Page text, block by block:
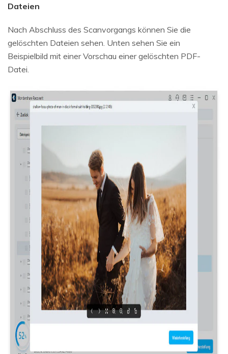
Dateien
Nach Abschluss des Scanvorgangs können Sie die
gelöschten Dateien sehen. Unten sehen Sie ein
Beispielbild mit einer Vorschau einer gelöschten PDF-
Datei.